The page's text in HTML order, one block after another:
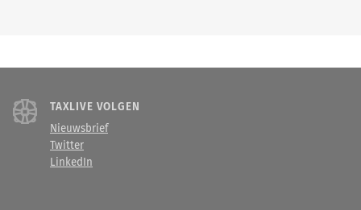
TAXLIVE VOLGEN
Nieuwsbrief
Twitter
LinkedIn